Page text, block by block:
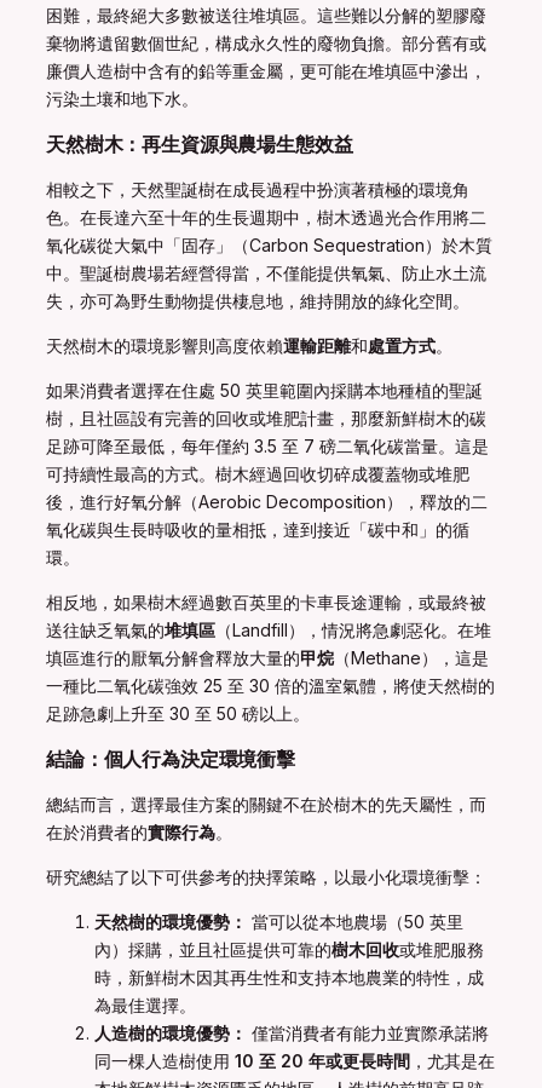
困難，最終絕大多數被送往堆填區。這些難以分解的塑膠廢
棄物將遺留數個世紀，構成永久性的廢物負擔。部分舊有或
廉價人造樹中含有的鉛等重金屬，更可能在堆填區中滲出，
污染土壤和地下水。
天然樹木：再生資源與農場生態效益
相較之下，天然聖誕樹在成長過程中扮演著積極的環境角
色。在長達六至十年的生長週期中，樹木透過光合作用將二
氧化碳從大氣中「固存」（Carbon Sequestration）於木質
中。聖誕樹農場若經營得當，不僅能提供氧氣、防止水土流
失，亦可為野生動物提供棲息地，維持開放的綠化空間。
天然樹木的環境影響則高度依賴運輸距離和處置方式。
如果消費者選擇在住處 50 英里範圍內採購本地種植的聖誕
樹，且社區設有完善的回收或堆肥計畫，那麼新鮮樹木的碳
足跡可降至最低，每年僅約 3.5 至 7 磅二氧化碳當量。這是
可持續性最高的方式。樹木經過回收切碎成覆蓋物或堆肥
後，進行好氧分解（Aerobic Decomposition），釋放的二
氧化碳與生長時吸收的量相抵，達到接近「碳中和」的循
環。
相反地，如果樹木經過數百英里的卡車長途運輸，或最終被
送往缺乏氧氣的堆填區 （Landfill），情況將急劇惡化。在堆
填區進行的厭氧分解會釋放大量的甲烷（Methane），這是
一種比二氧化碳強效 25 至 30 倍的溫室氣體，將使天然樹的
足跡急劇上升至 30 至 50 磅以上。
結論：個人行為決定環境衝擊
總結而言，選擇最佳方案的關鍵不在於樹木的先天屬性，而
在於消費者的實際行為。
研究總結了以下可供參考的抉擇策略，以最小化環境衝擊：
天然樹的環境優勢： 當可以從本地農場（50 英里
內）採購，並且社區提供可靠的樹木回收或堆肥服務
時，新鮮樹木因其再生性和支持本地農業的特性，成
為最佳選擇。
人造樹的環境優勢： 僅當消費者有能力並實際承諾將
同一棵人造樹使用 10 至 20 年或更長時間 ，尤其是在